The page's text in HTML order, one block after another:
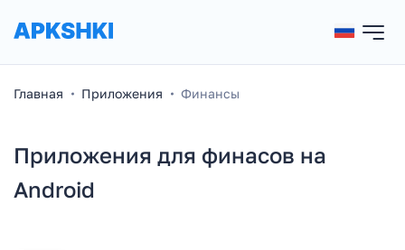
Главная Приложения Финансы
Приложения для финасов на
Android